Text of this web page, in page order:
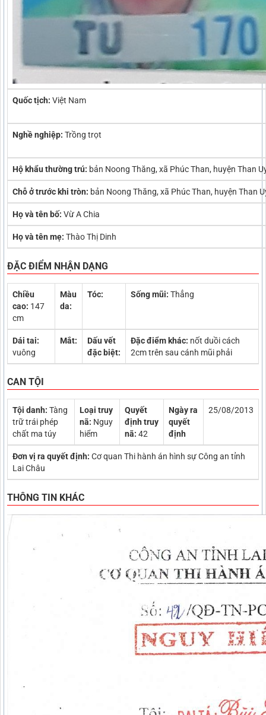
Quốc tịch: Việt Nam
Nghề nghiệp: Trồng trọt
Hộ khẩu thường trú: bản Noong Thăng, xã Phúc Than, huyện Than
Chỗ ở trước khi tròn: bản Noong Thăng, xã Phúc Than, huyện Than
Họ và tên bố: Vừ A Chia
Họ và tên mẹ: Thào Thị Dinh
ĐẶC ĐIỂM NHẬN DẠNG
Chiều
cao: 147
cm
Màu
da:
Tóc: Sống mũi: Thẳng
Dái tai:
vuông
Mắt:
Dấu vết
đặc biệt:
Đặc điểm khác: nốt duồi cách
2cm trên sau cánh mũi phải
CAN TỘI
Tội danh: Tàng
trữ trái phép
chất ma túy
Loại truy
nã: Nguy
hiểm
Quyết
định truy
nã: 42
Ngày ra
quyết
định
25/08/2013
Đơn vị ra quyết định: Cơ quan Thi hành án hình sự Công an tỉnh
Lai Châu
THÔNG TIN KHÁC